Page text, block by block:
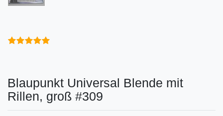
Blaupunkt Universal Blende mit
Rillen, groß #309